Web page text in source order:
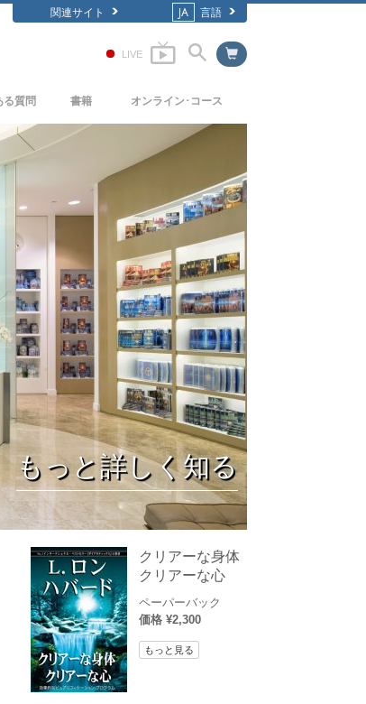
関連サイト JA 言語
LIVE
る質問
本原理
部
トロジーの組織
書籍
入門の書籍
オーディオブック
一般向け講演
オンライン･コース
どのように対立を解決するか
存在のダイナミックス
理解を構成するもの
危険な環境に対する解決策
病気やけがのためのアシスト
高潔さと正直さ
結婚
感情のトーン･スケール
薬物に対する解決策
職場のためのツール
エシックスとコンディション
抑圧の原因
調査
組織化の基礎
広報活動の基礎
ターゲットとゴール
もっと詳しく知る
クリアーな身体
クリアーな心
ペーパーバック
価格 ¥2,300
もっと見る